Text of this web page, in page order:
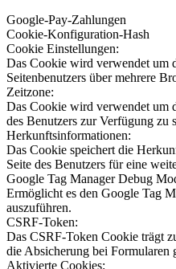
Google-Pay-Zahlungen
Cookie-Konfiguration-Hash
Cookie Einstellungen:
Das Cookie wird verwendet um
Seitenbenutzers über mehrere
Zeitzone:
Das Cookie wird verwendet um
des Benutzers zur Verfügung zu
Herkunftsinformationen:
Das Cookie speichert die
Seite des Benutzers für eine
Google Tag Manager Debug
Ermöglicht es den Google Tag
auszuführen.
CSRF-Token:
Das CSRF-Token Cookie trägt
die Absicherung bei Formularen
Aktivierte Cookies: